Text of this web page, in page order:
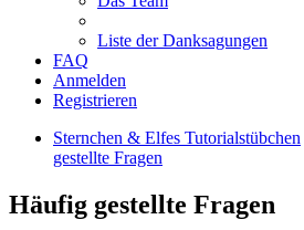
Liste der Danksagungen
FAQ
Anmelden
Registrieren
Sternchen & Elfes Tutorialstübchen
gestellte Fragen
Häufig gestellte Fragen